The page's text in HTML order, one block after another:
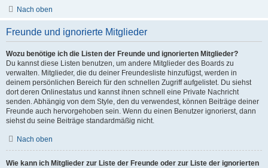
Nach oben
Freunde und ignorierte Mitglieder
Wozu benötige ich die Listen der Freunde und ignorierten Mitglieder?
Du kannst diese Listen benutzen, um andere Mitglieder des Boards zu
verwalten. Mitglieder, die du deiner Freundesliste hinzufügst, werden in
deinem persönlichen Bereich für den schnellen Zugriff aufgelistet. Du siehst
dort deren Onlinestatus und kannst ihnen schnell eine Private Nachricht
senden. Abhängig von dem Style, den du verwendest, können Beiträge deiner
Freunde auch hervorgehoben sein. Wenn du einen Benutzer ignorierst, dann
siehst du seine Beiträge standardmäßig nicht.
Nach oben
Wie kann ich Mitglieder zur Liste der Freunde oder zur Liste der ignorierten